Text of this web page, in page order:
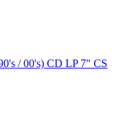
/ 00's) CD LP 7" CS